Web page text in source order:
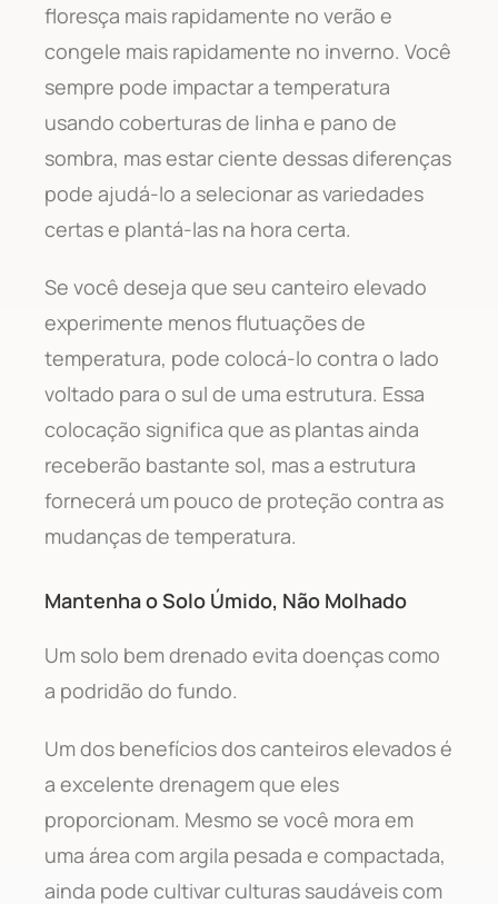
floresça mais rapidamente no verão e
congele mais rapidamente no inverno. Você
sempre pode impactar a temperatura
usando coberturas de linha e pano de
sombra, mas estar ciente dessas diferenças
pode ajudá-lo a selecionar as variedades
certas e plantá-las na hora certa.
Se você deseja que seu canteiro elevado
experimente menos flutuações de
temperatura, pode colocá-lo contra o lado
voltado para o sul de uma estrutura. Essa
colocação significa que as plantas ainda
receberão bastante sol, mas a estrutura
fornecerá um pouco de proteção contra as
mudanças de temperatura.
Mantenha o Solo Úmido, Não Molhado
Um solo bem drenado evita doenças como
a podridão do fundo.
Um dos benefícios dos canteiros elevados é
a excelente drenagem que eles
proporcionam. Mesmo se você mora em
uma área com argila pesada e compactada,
ainda pode cultivar culturas saudáveis com